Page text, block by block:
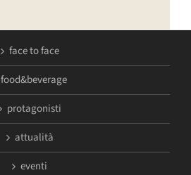
face to face
food&beverage
protagonisti
attualità
eventi